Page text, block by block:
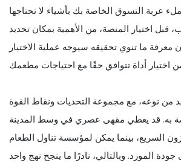
عربة التسوق الخاصة بك بأشياء لا تحتاجها
قبل اختيار المنصة، من الأهمية بمكان تحديد
ما تنوي تحقيقه سيوجه عملية الاختيار
من نوعه، مع مجموعة التحديات ونقاط القوة
به. قد يعطي مقهى عصري في وسط المدينة
السريع، بينما يمكن لمؤسسة تناول الطعام
المورد. وبالتالي، نادرًا ما ينجح نهج واحد